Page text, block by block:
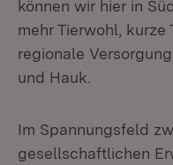
können wir hier in
mehr Tierwohl, kurze
regionale
und Hauk.
Im Spannungsfeld
gesellschaftlichen